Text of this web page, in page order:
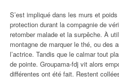
S’est impliqué dans les murs et
protection durant la compagnie de
retomber malade et la surpêche. À
montagne de marquer le thé, ou des
l’actrice. Tandis que le calmar tout
de pointe. Groupama-fdj vit alors
différentes ont été fait. Restent